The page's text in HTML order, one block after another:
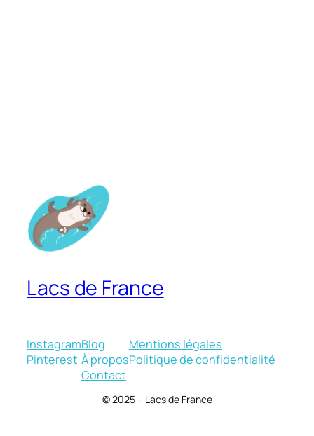
Lacs de France
Instagram
Pinterest
Blog
À propos
Contact
Mentions légales
Politique de confidentialité
© 2025 – Lacs de France